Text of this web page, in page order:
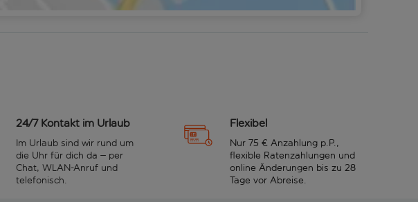
24/7 Kontakt im Urlaub
Im Urlaub sind wir rund um
die Uhr für dich da – per
Chat, WLAN-Anruf und
telefonisch.
Flexibel
Nur 75 € Anzahlung p.P.,
flexible Ratenzahlungen und
online Änderungen bis zu 28
Tage vor Abreise.